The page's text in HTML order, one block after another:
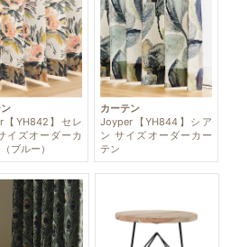
【YH842】セレ
イズオーダーカ
ブルー）
カーテン
Joyper【YH844】シア
ン サイズオーダーカー
テン